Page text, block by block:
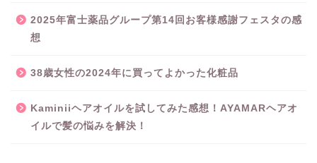
2025年富士薬品グループ第14回お客様感謝フェスタの感
想
38歳女性の2024年に買ってよかった化粧品
Kaminiiヘアオイルを試してみた感想！AYAMARヘアオ
イルで髪の悩みを解決！